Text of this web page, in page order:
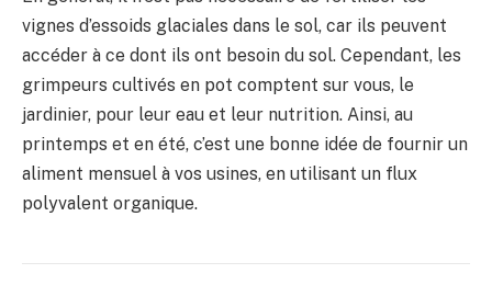
vignes d’essoids glaciales dans le sol, car ils peuvent
accéder à ce dont ils ont besoin du sol. Cependant, les
grimpeurs cultivés en pot comptent sur vous, le
jardinier, pour leur eau et leur nutrition. Ainsi, au
printemps et en été, c’est une bonne idée de fournir un
aliment mensuel à vos usines, en utilisant un flux
polyvalent organique.